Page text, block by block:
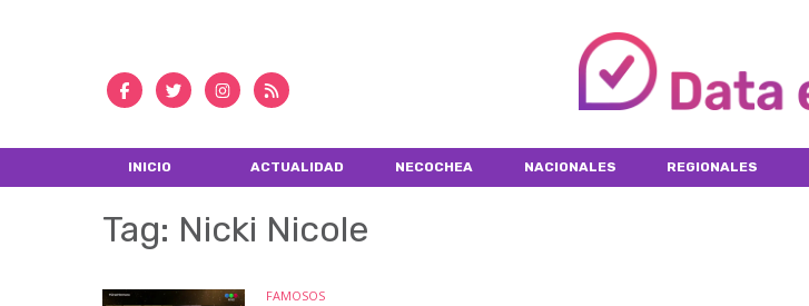
INICIO ACTUALIDAD NECOCHEA NACIONALES REGIONALES
Tag: Nicki Nicole
FAMOSOS